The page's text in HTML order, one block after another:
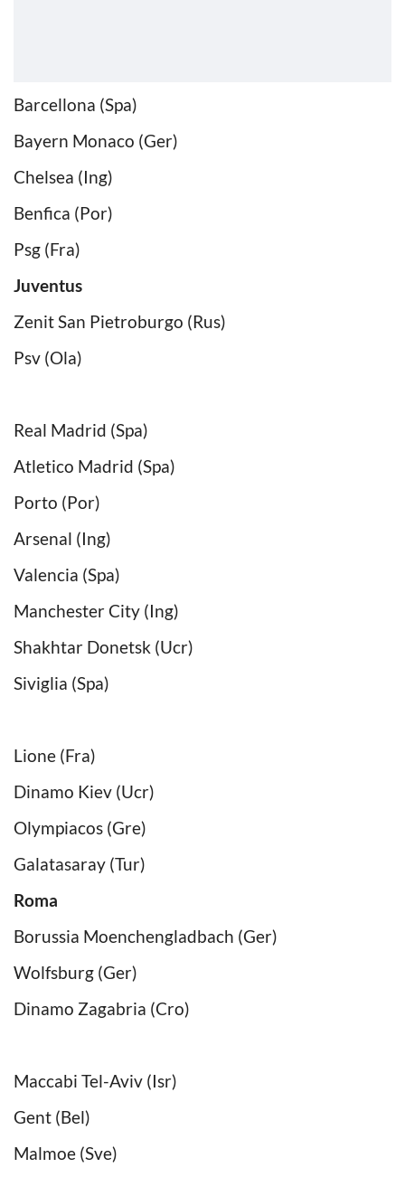
Barcellona (Spa)
Bayern Monaco (Ger)
Chelsea (Ing)
Benfica (Por)
Psg (Fra)
Juventus
Zenit San Pietroburgo (Rus)
Psv (Ola)
Real Madrid (Spa)
Atletico Madrid (Spa)
Porto (Por)
Arsenal (Ing)
Valencia (Spa)
Manchester City (Ing)
Shakhtar Donetsk (Ucr)
Siviglia (Spa)
Lione (Fra)
Dinamo Kiev (Ucr)
Olympiacos (Gre)
Galatasaray (Tur)
Roma
Borussia Moenchengladbach (Ger)
Wolfsburg (Ger)
Dinamo Zagabria (Cro)
Maccabi Tel-Aviv (Isr)
Gent (Bel)
Malmoe (Sve)